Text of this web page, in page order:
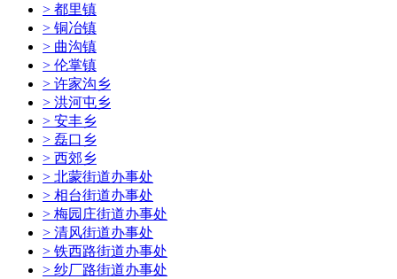
> 都里镇
> 铜冶镇
> 曲沟镇
> 伦掌镇
> 许家沟乡
> 洪河屯乡
> 安丰乡
> 磊口乡
> 西郊乡
> 北蒙街道办事处
> 相台街道办事处
> 梅园庄街道办事处
> 清风街道办事处
> 铁西路街道办事处
> 纱厂路街道办事处